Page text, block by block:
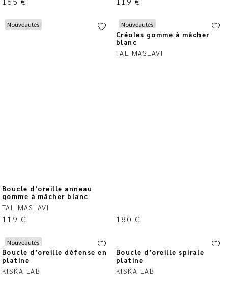
Nouveautés
Boucle d’oreille anneau
gomme à mâcher blanc
TAL MASLAVI
119 €
Nouveautés
Créoles gomme à mâcher
blanc
TAL MASLAVI
180 €
Nouveautés
Boucle d’oreille défense en
platine
KISKA LAB
Boucle d’oreille spirale
platine
KISKA LAB